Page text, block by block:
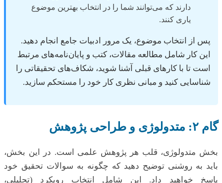
دارند که می‌توانند شما را در انتخاب بهترین موضوع
یاری کنند.
پس از انتخاب موضوع، یک مرور ادبیات جامع انجام دهید.
این کار شامل مطالعه مقالات، کتب و پایان‌نامه‌های مرتبط
است تا با کارهای قبلی آشنا شوید، شکاف‌های تحقیقاتی را
شناسایی کنید و مبانی نظری کار خود را مستحکم سازید.
گام ۲: متدولوژی و طراحی پژوهش
بخش متدولوژی، قلب هر پژوهش علمی است. در این بخش،
باید به روشنی توضیح دهید که چگونه به سوالات تحقیق خود
پاسخ خواهید داد. این شامل انتخاب رویکرد (تحلیلی،